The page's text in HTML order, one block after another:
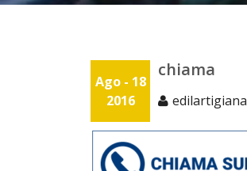
Ago - 18
2016
chiama
edilartigiana